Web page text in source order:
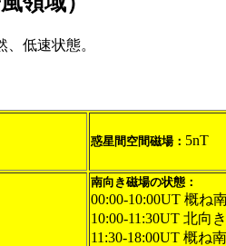
低速状態。
惑星間空間磁場： 5nT
南向き磁場の状態：
00:00-10:00UT 概ね
10:00-11:30UT 北向
11:30-18:00UT 概ね